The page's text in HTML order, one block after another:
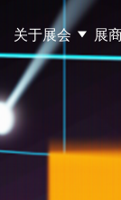
关于展会 展